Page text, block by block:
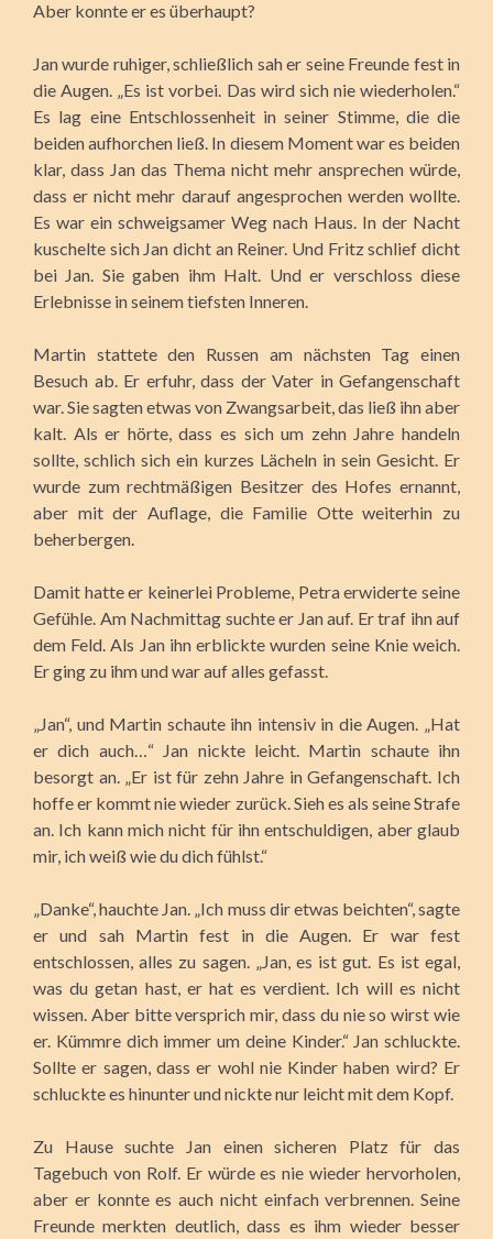
Aber konnte er es überhaupt?
Jan wurde ruhiger, schließlich sah er seine Freunde fest in
die Augen. „Es ist vorbei. Das wird sich nie wiederholen.“
Es lag eine Entschlossenheit in seiner Stimme, die die
beiden aufhorchen ließ. In diesem Moment war es beiden
klar, dass Jan das Thema nicht mehr ansprechen würde,
dass er nicht mehr darauf angesprochen werden wollte.
Es war ein schweigsamer Weg nach Haus. In der Nacht
kuschelte sich Jan dicht an Reiner. Und Fritz schlief dicht
bei Jan. Sie gaben ihm Halt. Und er verschloss diese
Erlebnisse in seinem tiefsten Inneren.
Martin stattete den Russen am nächsten Tag einen
Besuch ab. Er erfuhr, dass der Vater in Gefangenschaft
war. Sie sagten etwas von Zwangsarbeit, das ließ ihn aber
kalt. Als er hörte, dass es sich um zehn Jahre handeln
sollte, schlich sich ein kurzes Lächeln in sein Gesicht. Er
wurde zum rechtmäßigen Besitzer des Hofes ernannt,
aber mit der Auflage, die Familie Otte weiterhin zu
beherbergen.
Damit hatte er keinerlei Probleme, Petra erwiderte seine
Gefühle. Am Nachmittag suchte er Jan auf. Er traf ihn auf
dem Feld. Als Jan ihn erblickte wurden seine Knie weich.
Er ging zu ihm und war auf alles gefasst.
„Jan“, und Martin schaute ihn intensiv in die Augen. „Hat
er dich auch…“ Jan nickte leicht. Martin schaute ihn
besorgt an. „Er ist für zehn Jahre in Gefangenschaft. Ich
hoffe er kommt nie wieder zurück. Sieh es als seine Strafe
an. Ich kann mich nicht für ihn entschuldigen, aber glaub
mir, ich weiß wie du dich fühlst.“
„Danke“, hauchte Jan. „Ich muss dir etwas beichten“, sagte
er und sah Martin fest in die Augen. Er war fest
entschlossen, alles zu sagen. „Jan, es ist gut. Es ist egal,
was du getan hast, er hat es verdient. Ich will es nicht
wissen. Aber bitte versprich mir, dass du nie so wirst wie
er. Kümmre dich immer um deine Kinder.“ Jan schluckte.
Sollte er sagen, dass er wohl nie Kinder haben wird? Er
schluckte es hinunter und nickte nur leicht mit dem Kopf.
Zu Hause suchte Jan einen sicheren Platz für das
Tagebuch von Rolf. Er würde es nie wieder hervorholen,
aber er konnte es auch nicht einfach verbrennen. Seine
Freunde merkten deutlich, dass es ihm wieder besser